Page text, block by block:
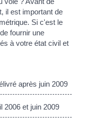
il est important de
Si c'est le
fournir une
à votre état civil et
après juin 2009
2006 et juin 2009